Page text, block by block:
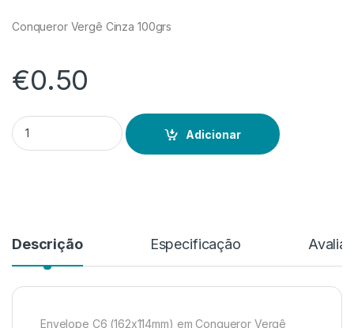
Conqueror Vergê Cinza 100grs
€0.50
Quantidade de Conqueror Vergê Cinza
Adicionar
Descrição Especificação
Envelope C6 (162x114mm) em Conqueror Vergê